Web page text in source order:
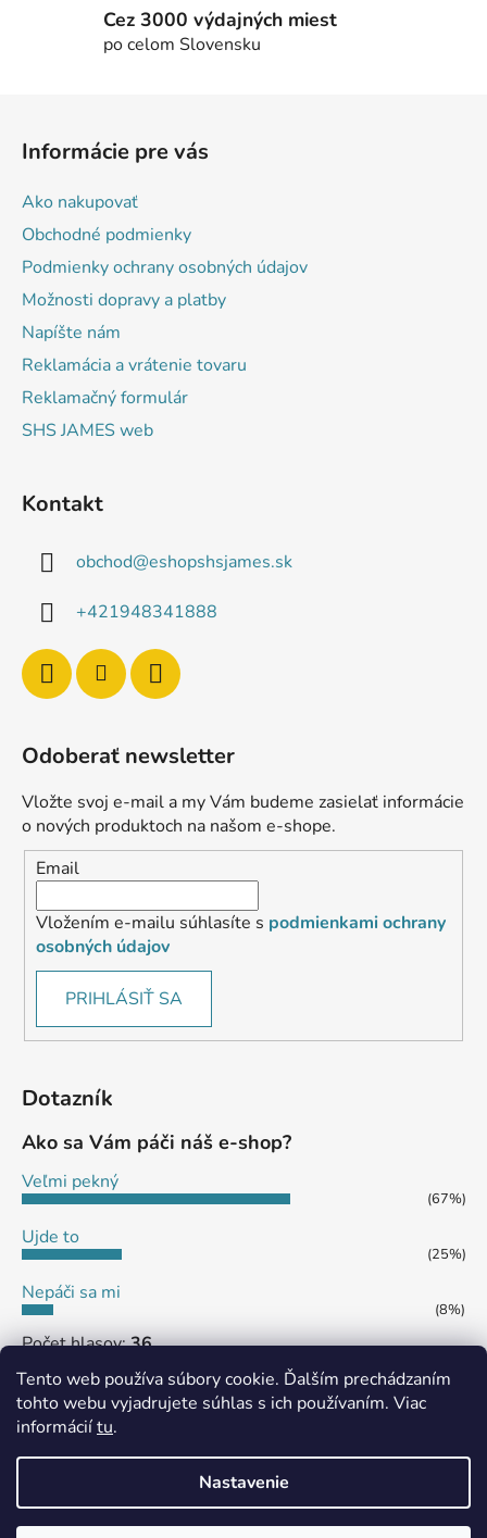
Tento web používa súbory cookie. Ďalším prechádzaním
tohto webu vyjadrujete súhlas s ich používaním. Viac
informáciítu.
Nastavenie
i
e
i
s
Cez 3000 výdajných miest
po celom Slovensku
Informácie pre vás
Ako nakupovať
Obchodné podmienky
Podmienky ochrany osobných údajov
Možnosti dopravy a platby
Napíšte nám
Reklamácia a vrátenie tovaru
Reklamačný formulár
SHS JAMES web
Kontakt
obchod@eshopshsjames.sk
+421948341888
Odoberať newsletter
Vložte svoj e-mail a my Vám budeme zasielať informácie
o nových produktoch na našom e-shope.
Email
Vložením e-mailu súhlasíte s podmienkami ochrany
osobných údajov
PRIHLÁSIŤ SA
Dotazník
Ako sa Vám páči náš e-shop?
Veľmi pekný
(67%)
Ujde to
(25%)
Nepáči sa mi
(8%)
Počet hlasov:36
MôjPrvýEshop.sk Shoptet.sk